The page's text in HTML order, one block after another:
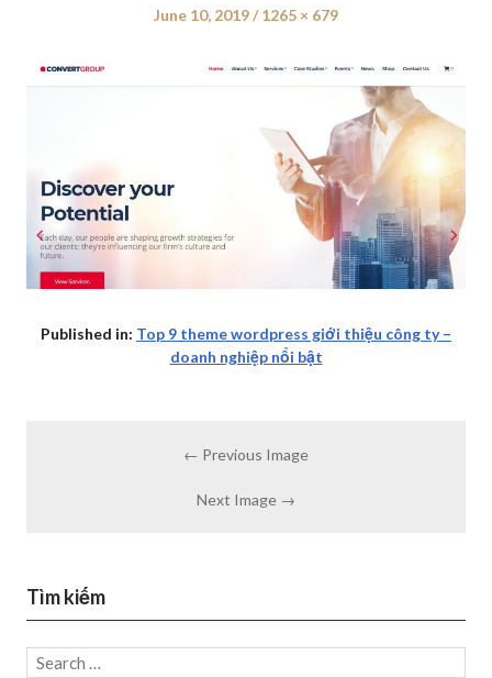
Posted
June 10, 2019
Full
1265 × 679
Published in: Top 9 theme wordpress giới thiệu công ty –
doanh nghiệp nổi bật
← Previous Image
Next Image →
Tìm kiếm
Search